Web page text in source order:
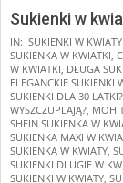
Sukienki w
2025-
01-
24
IN: SUKIENKI W KWIATY
SUKIENKA W KWIATKI
W KWIATKI DŁUGA
ELEGANCKIE SUKIENKI
SUKIENKI DLA 30 LATKI?
WYSZCZUPLAJĄ?
SHEIN SUKIENKA W
SUKIENKA MAXI W
SUKIENKA W KWIATY
SUKIENKI DLUGIE W
SUKIENKI W KWIATY